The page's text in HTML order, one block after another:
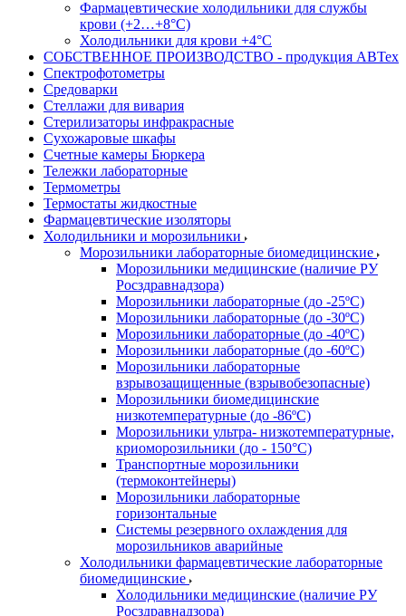
Фармацевтические холодильники для службы
крови (+2…+8°С)
Холодильники для крови +4°С
СОБСТВЕННОЕ ПРОИЗВОДСТВО - продукция АВТех
Спектрофотометры
Средоварки
Стеллажи для вивария
Стерилизаторы инфракрасные
Сухожаровые шкафы
Счетные камеры Бюркера
Тележки лабораторные
Термометры
Термостаты жидкостные
Фармацевтические изоляторы
Холодильники и морозильники
Морозильники лабораторные биомедицинские
Морозильники медицинские (наличие РУ
Росздравнадзора)
Морозильники лабораторные (до -25ºС)
Морозильники лабораторные (до -30ºС)
Морозильники лабораторные (до -40ºС)
Морозильники лабораторные (до -60ºС)
Морозильники лабораторные
взрывозащищенные (взрывобезопасные)
Морозильники биомедицинские
низкотемпературные (до -86ºС)
Морозильники ультра- низкотемпературные,
криоморозильники (до - 150°С)
Транспортные морозильники
(термоконтейнеры)
Морозильники лабораторные
горизонтальные
Системы резервного охлаждения для
морозильников аварийные
Холодильники фармацевтические лабораторные
биомедицинские
Холодильники медицинские (наличие РУ
Росздравнадзора)